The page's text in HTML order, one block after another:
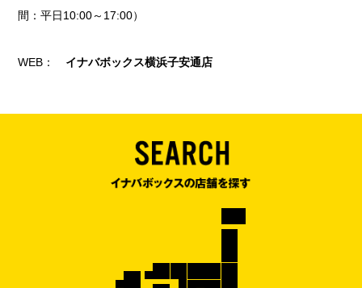
間：平日10:00～17:00）
WEB： イナバボックス横浜子安通店